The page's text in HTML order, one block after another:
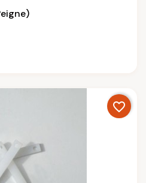
favorite_border